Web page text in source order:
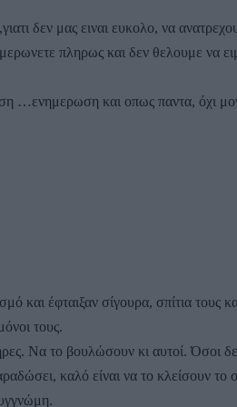
δεν μας ειναι ευκολο, να
πληρως και δεν θελουμε να
…ενημερωση και οπως παντα, όχι
και έφταιξαν σίγουρα, σπίτια τους
τους.
Να το βουλώσουν κι αυτοί. Όσοι
καλό είναι να το κλείσουν το